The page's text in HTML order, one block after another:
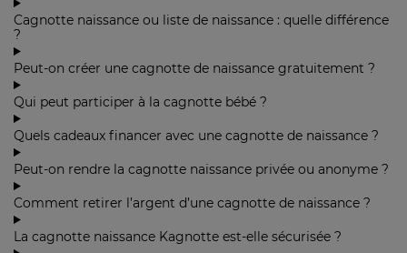
Cagnotte naissance ou liste de naissance : quelle différence
?
Peut-on créer une cagnotte de naissance gratuitement ?
Qui peut participer à la cagnotte bébé ?
Quels cadeaux financer avec une cagnotte de naissance ?
Peut-on rendre la cagnotte naissance privée ou anonyme ?
Comment retirer l’argent d’une cagnotte de naissance ?
La cagnotte naissance Kagnotte est-elle sécurisée ?